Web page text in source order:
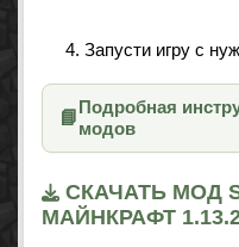
Запусти игру с
📘
Подробная
модов
СКАЧАТЬ МОД
МАЙНКРАФТ 1.13.2